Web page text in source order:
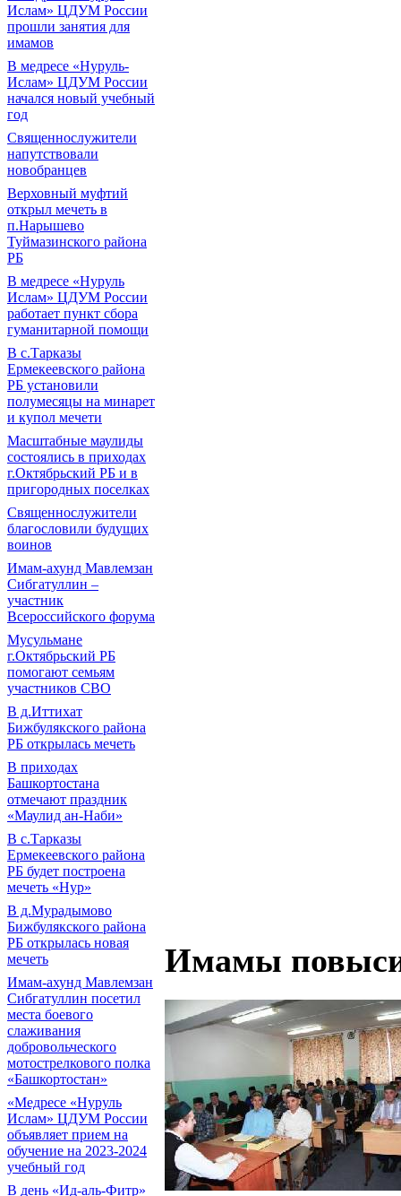
Ислам» ЦДУМ России
прошли занятия для
имамов
В медресе «Нуруль-
Ислам» ЦДУМ России
начался новый учебный
год
Священнослужители
напутствовали
новобранцев
Верховный муфтий
открыл мечеть в
п.Нарышево
Туймазинского района
РБ
В медресе «Нуруль
Ислам» ЦДУМ России
работает пункт сбора
гуманитарной помощи
В с.Тарказы
Ермекеевского района
РБ установили
полумесяцы на минарет
и купол мечети
Масштабные маулиды
состоялись в приходах
г.Октябрьский РБ и в
пригородных поселках
Священнослужители
благословили будущих
воинов
Имам-ахунд Мавлемзан
Сибгатуллин –
участник
Всероссийского форума
Мусульмане
г.Октябрьский РБ
помогают семьям
участников СВО
В д.Иттихат
Бижбулякского района
РБ открылась мечеть
В приходах
Башкортостана
отмечают праздник
«Маулид ан-Наби»
В с.Тарказы
Ермекеевского района
РБ будет построена
мечеть «Нур»
В д.Мурадымово
Бижбулякского района
РБ открылась новая
мечеть
Имам-ахунд Мавлемзан
Сибгатуллин посетил
места боевого
слаживания
добровольческого
мотострелкового полка
«Башкортостан»
«Медресе «Нуруль
Ислам» ЦДУМ России
объявляет прием на
обучение на 2023-2024
учебный год
В день «Ид-аль-Фитр»
Имамы